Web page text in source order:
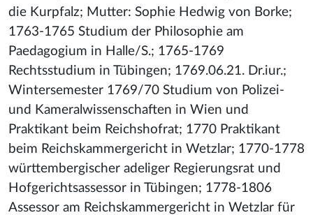
die Kurpfalz; Mutter: Sophie Hedwig von Borke;
1763-1765 Studium der Philosophie am
Paedagogium in Halle/S.; 1765-1769
Rechtsstudium in Tübingen; 1769.06.21. Dr.iur.;
Wintersemester 1769/70 Studium von Polizei-
und Kameralwissenschaften in Wien und
Praktikant beim Reichshofrat; 1770 Praktikant
beim Reichskammergericht in Wetzlar; 1770-1778
württembergischer adeliger Regierungsrat und
Hofgerichtsassessor in Tübingen; 1778-1806
Assessor am Reichskammergericht in Wetzlar für